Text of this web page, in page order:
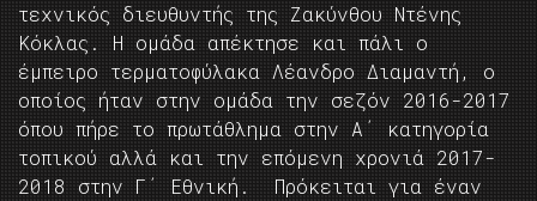
τεχνικός διευθυντής της Ζακύνθου Ντένης
Κόκλας. Η ομάδα απέκτησε και πάλι ο
έμπειρο τερματοφύλακα Λέανδρο Διαμαντή, ο
οποίος ήταν στην ομάδα την σεζόν 2016-2017
όπου πήρε το πρωτάθλημα στην Α΄ κατηγορία
τοπικού αλλά και την επόμενη χρονιά 2017-
2018 στην Γ΄ Εθνική. Πρόκειται για έναν